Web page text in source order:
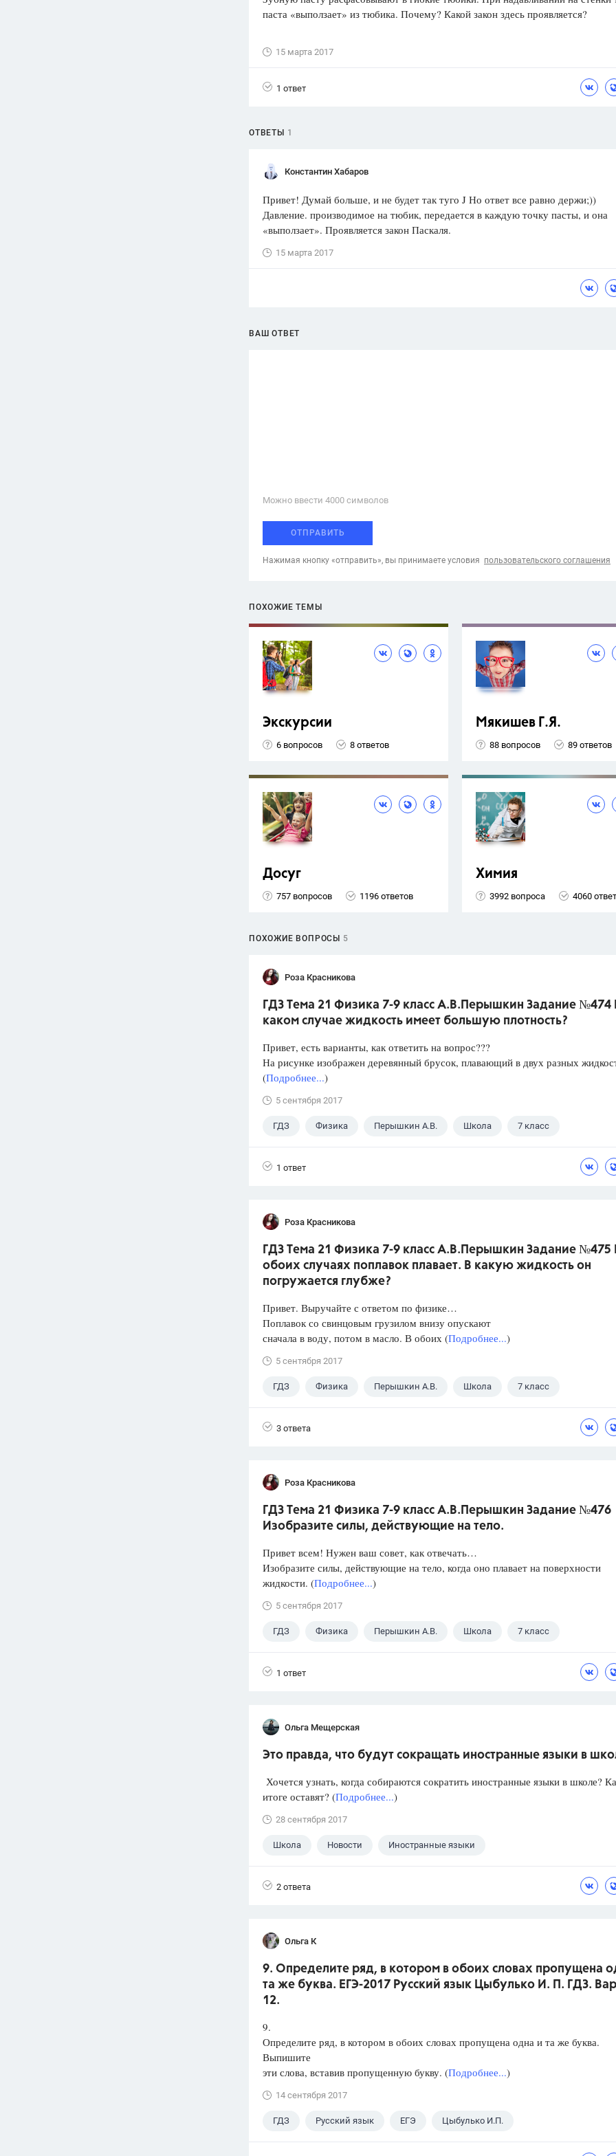
ГИА
Цветков Л. А.
паста «выползает» из тюбика. Почему? Какой закон здесь проявляется?
15 марта 2017
1 ответ
ОТВЕТЫ 1
Константин Хабаров
Привет! Думай больше, и не будет так туго J Но ответ все равно держи;))
Давление. производимое на тюбик, передается в каждую точку пасты, и она
«выползает». Проявляется закон Паскаля.
15 марта 2017
ВАШ ОТВЕТ
Можно ввести 4000 cимволов
ОТПРАВИТЬ
Нажимая кнопку «отправить», вы принимаете условия пользовательского соглашения
ПОХОЖИЕ ТЕМЫ
Экскурсии
6 вопросов 8 ответов
Мякишев Г.Я.
88 вопросов 89 ответов
Досуг
757 вопросов 1196 ответов
Химия
3992 вопроса 4060
ПОХОЖИЕ ВОПРОСЫ 5
Роза Красникова
ГДЗ Тема 21 Физика 7-9 класс А.В.Перышкин Задание №474
каком случае жидкость имеет большую плотность?
Привет, есть варианты, как ответить на вопрос???
На рисунке изображен деревянный брусок, плавающий в двух разных
(Подробнее...)
5 сентября 2017
ГДЗ Физика Перышкин А.В. Школа 7 класс
1 ответ
Роза Красникова
ГДЗ Тема 21 Физика 7-9 класс А.В.Перышкин Задание №475
обоих случаях поплавок плавает. В какую жидкость он
погружается глубже?
Привет. Выручайте с ответом по физике…
Поплавок со свинцовым грузилом внизу опускают
сначала в воду, потом в масло. В обоих (Подробнее...)
5 сентября 2017
ГДЗ Физика Перышкин А.В. Школа 7 класс
3 ответа
Роза Красникова
ГДЗ Тема 21 Физика 7-9 класс А.В.Перышкин Задание №476
Изобразите силы, действующие на тело.
Привет всем! Нужен ваш совет, как отвечать…
Изобразите силы, действующие на тело, когда оно плавает на поверхности
жидкости. (Подробнее...)
5 сентября 2017
ГДЗ Физика Перышкин А.В. Школа 7 класс
1 ответ
Ольга Мещерская
Это правда, что будут сокращать иностранные языки в
Хочется узнать, когда собираются сократить иностранные языки в школе?
итоге оставят? (Подробнее...)
28 сентября 2017
Школа Новости Иностранные языки
2 ответа
Ольга К
9. Определите ряд, в котором в обоих словах пропущена
та же буква. ЕГЭ-2017 Русский язык Цыбулько И. П. ГДЗ.
12.
9.
Определите ряд, в котором в обоих словах пропущена одна и та же буква.
Выпишите
эти слова, вставив пропущенную букву. (Подробнее...)
14 сентября 2017
ГДЗ Русский язык ЕГЭ Цыбулько И.П.